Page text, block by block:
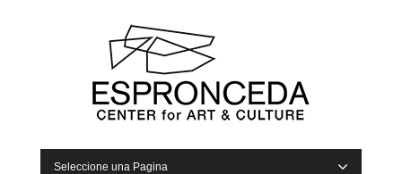
Seleccione una Pagina